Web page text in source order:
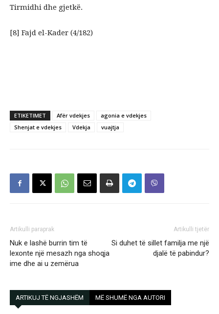
Tirmidhi dhe gjetkë.
[8] Fajd el-Kader (4/182)
ETIKETIMET Afër vdekjes
agonia e vdekjes
Shenjat e vdekjes
Vdekja vuajtja
Artikulli paraprak
Nuk e lashë burrin tim të
lexonte një mesazh nga shoqja
ime dhe ai u zemërua
Artikulli tjetër
Si duhet të sillet familja me një
djalë të pabindur?
ARTIKUJ TË NGJASHËM MË SHUMË NGA AUTORI